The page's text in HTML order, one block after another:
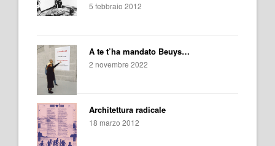
5 febbraio 2012
A te t’ha mandato Beuys…
2 novembre 2022
Architettura radicale
18 marzo 2012